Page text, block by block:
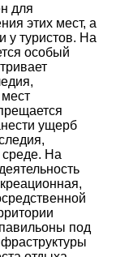
для
этих мест, а
у туристов. На
особый
ущерб
среде. На
под